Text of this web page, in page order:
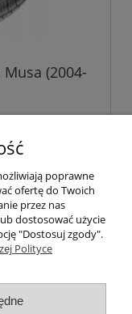
(2004-
poprawne
ofertę do Twoich
przez nas
dostosować użycie
"Dostosuj zgody".
Polityce